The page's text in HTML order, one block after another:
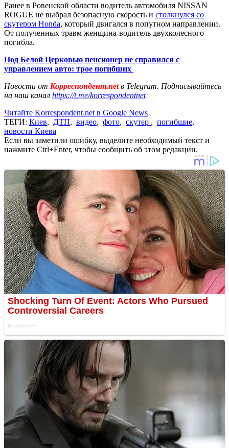
Ранее в Ровенской области водитель автомобиля NISSAN
ROGUE не выбрал безопасную скорость и столкнулся со
скутером Honda, который двигался в попутном направлении.
От полученных травм женщина-водитель двухколесного
погибла.
Под Белой Церковью пенсионер не справился с
управлением авто: трое погибших
Новости от Корреспондент.netв Telegram. Подписывайтесь
на наш канал https://t.me/korrespondentnet
Читайте Korrespondent.net в Google News
ТЕГИ: Киев, ДТП, видео, фото, скутер , погибшие,
новости Киева
Если вы заметили ошибку, выделите необходимый текст и
нажмите Ctrl+Enter, чтобы сообщить об этом редакции.